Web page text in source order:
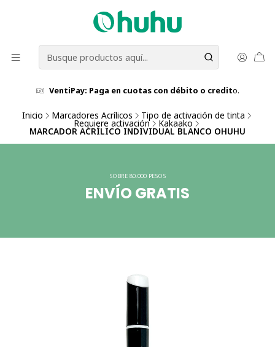
VentiPay: Paga en cuotas con débito o credito.
Inicio Marcadores Acrílicos Tipo de activación de tinta
Requiere activación Kakaako
MARCADOR ACRÍLICO INDIVIDUAL BLANCO OHUHU
SOBRE 80.000 PESOS
ENVÍO GRATIS